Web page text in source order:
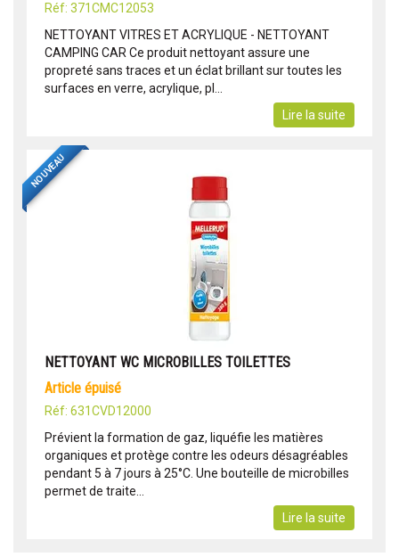
Réf: 371CMC12053
NETTOYANT VITRES ET ACRYLIQUE - NETTOYANT
CAMPING CAR Ce produit nettoyant assure une
propreté sans traces et un éclat brillant sur toutes les
surfaces en verre, acrylique, pl...
Lire la suite
NOUVEAU
NETTOYANT WC MICROBILLES TOILETTES
article épuisé
Réf: 631CVD12000
Prévient la formation de gaz, liquéfie les matières
organiques et protège contre les odeurs désagréables
pendant 5 à 7 jours à 25°C. Une bouteille de microbilles
permet de traite...
Lire la suite